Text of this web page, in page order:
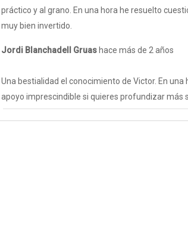
práctico y al grano. En una hora he resuelto
muy bien invertido.
Jordi Blanchadell Gruashace más de 2 años
Una bestialidad el conocimiento de Victor. En
apoyo imprescindible si quieres profundizar más